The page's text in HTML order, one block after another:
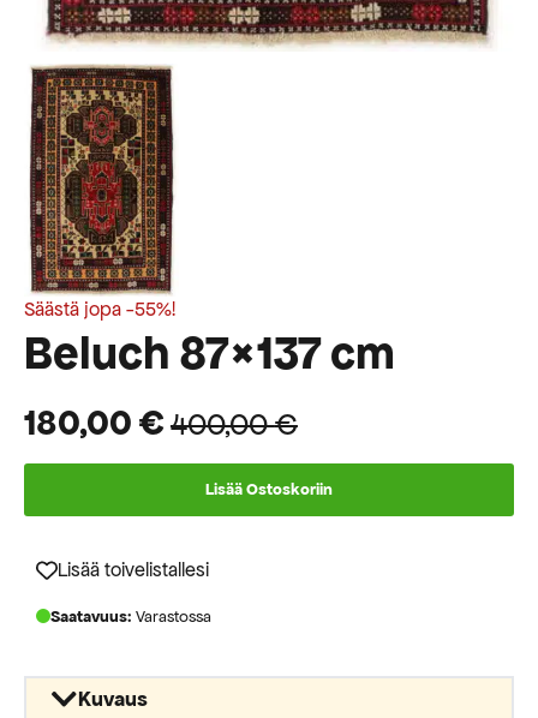
Säästä jopa -55%!
Beluch 87×137 cm
400,00€
Alkuperäinen
oli:
400,00 €.
180,00€
Nykyinen
on:
180,00 €.
Lisää Ostoskoriin
Lisää toivelistallesi
Saatavuus: Varastossa
Kuvaus